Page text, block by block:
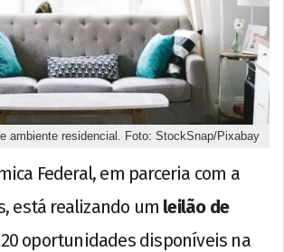
ambiente residencial. Foto: StockSnap/Pixabay
Federal, em parceria com a
está realizando um leilão de
oportunidades disponíveis na